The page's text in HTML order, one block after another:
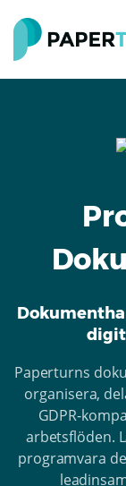
Paperturns
organisera,
GDPR-
arbetsflöden.
programvara